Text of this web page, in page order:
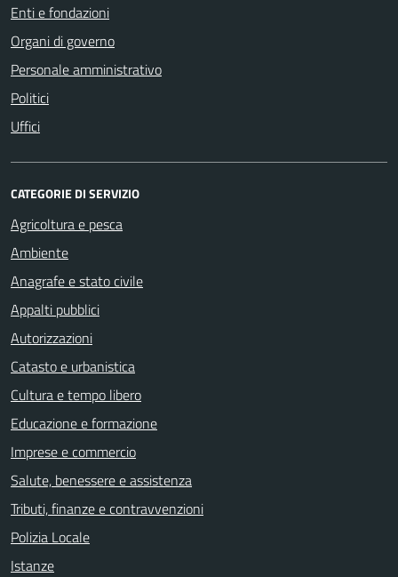
Enti e fondazioni
Organi di governo
Personale amministrativo
Politici
Uffici
CATEGORIE DI SERVIZIO
Agricoltura e pesca
Ambiente
Anagrafe e stato civile
Appalti pubblici
Autorizzazioni
Catasto e urbanistica
Cultura e tempo libero
Educazione e formazione
Imprese e commercio
Salute, benessere e assistenza
Tributi, finanze e contravvenzioni
Polizia Locale
Istanze